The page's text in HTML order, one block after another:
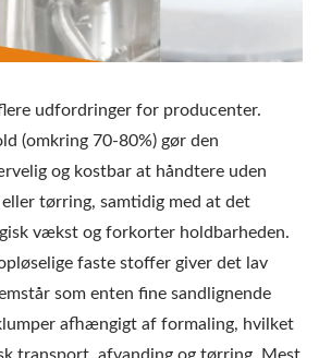
udfordringer for producenter.
(omkring 70-80%) gør den
og kostbar at håndtere uden
tørring, samtidig med at det
vækst og forkorter holdbarheden.
faste stoffer giver det lav
som enten fine sandlignende
afhængigt af formaling, hvilket